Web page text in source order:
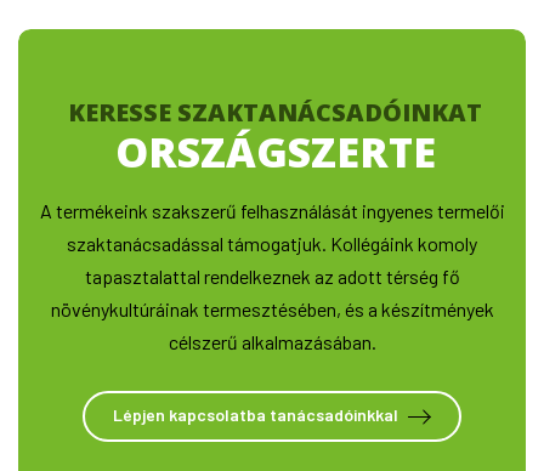
KERESSE SZAKTANÁCSADÓINKAT
ORSZÁGSZERTE
A termékeink szakszerű felhasználását ingyenes termelői
szaktanácsadással támogatjuk. Kollégáink komoly
tapasztalattal rendelkeznek az adott térség fő
növénykultúráinak termesztésében, és a készítmények
célszerű alkalmazásában.
Lépjen kapcsolatba tanácsadóinkkal